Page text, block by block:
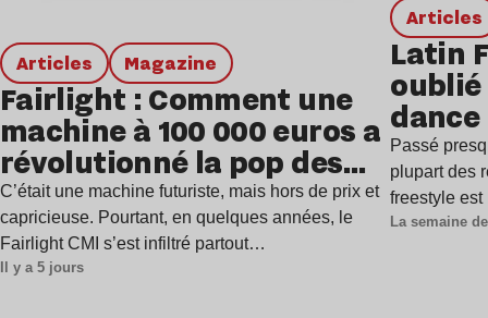
Articles magazine
Fairlight : Comment une
machine à 100 000 euros a
révolutionné la pop des
années 1980 ?
C’était une machine futuriste, mais hors de prix et
capricieuse. Pourtant, en quelques années, le
Fairlight CMI s’est infiltré partout…
Il y a 5 jours
Articles
Latin
oublié
Passé
plupart des
freestyle
La semaine